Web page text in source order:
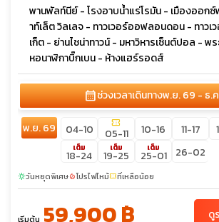
TVZ10338
7 วัน 4 คืน
โรงแรม 4 ดาว restaurant อาหาร 8 มื้อ + บนเครื่อง
ไฮไลท์:เมนูพิเศษ เป็ดย่าง Four Season รวมค่
ประกัน
เที่ยว:สโตนเฮนจ์ - เขตคอตสโวลส์ - หมู่บ้านไบ
เดอะ วอเตอร์ - เมืองคาร์ดิฟฟ์ - ปราสาทคาร์ดิ
พานพัลท์นีย์ - โรงอาบน้ำแร่โรมัน - เมืองออกซ์
าท์เล็ต วิลเลจ - ทาวเวอร์ออฟลอนดอน - ทาวเว
เก็ต - ย่านไชน่าทาวน์ - มหาวิหารเซ็นต์ปอล - พร
หอนาฬิกาบิ๊กเบน - ห้างแฮร์รอดส์